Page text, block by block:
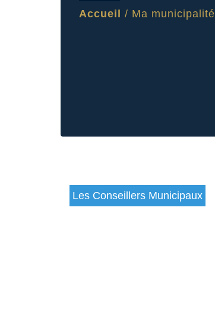
Accueil / Ma municipalité
Les Conseillers Municipaux